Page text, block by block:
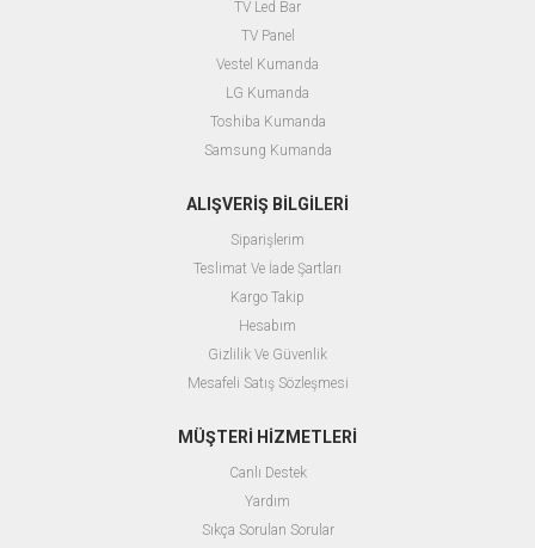
TV Led Bar
TV Panel
Vestel Kumanda
LG Kumanda
Toshiba Kumanda
Samsung Kumanda
ALIŞVERİŞ BİLGİLERİ
Siparişlerim
Teslimat Ve İade Şartları
Kargo Takip
Hesabım
Gizlilik Ve Güvenlik
Mesafeli Satış Sözleşmesi
MÜŞTERİ HİZMETLERİ
Canlı Destek
Yardım
Sıkça Sorulan Sorular